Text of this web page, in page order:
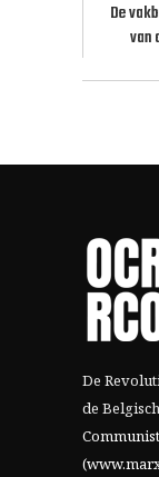
De
van
De
de